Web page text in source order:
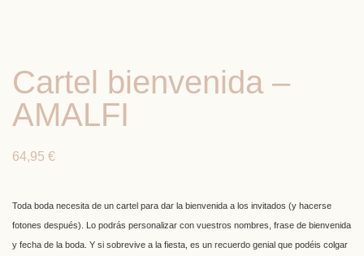
Cartel bienvenida –
AMALFI
64,95 €
Toda boda necesita de un cartel para dar la bienvenida a los invitados (y hacerse
fotones después). Lo podrás personalizar con vuestros nombres, frase de bienvenida
y fecha de la boda. Y si sobrevive a la fiesta, es un recuerdo genial que podéis colgar